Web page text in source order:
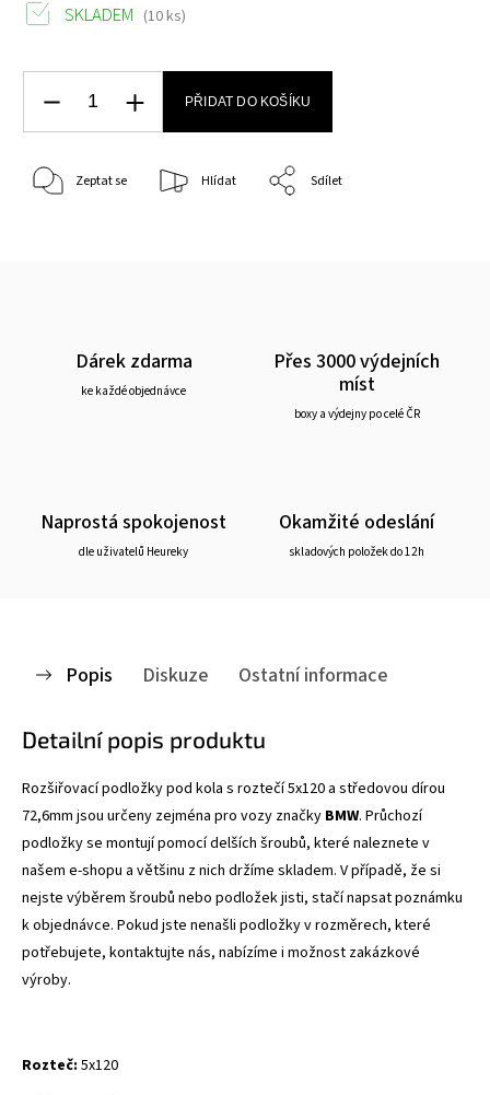
SKLADEM (10 ks)
PŘIDAT DO KOŠÍKU
Zeptat se Hlídat Sdílet
Dárek zdarma
ke každé objednávce
Přes 3000 výdejních
míst
boxy a výdejny po celé ČR
Naprostá spokojenost
dle uživatelů Heureky
Okamžité odeslání
skladových položek do 12h
Popis Diskuze Ostatní informace
Detailní popis produktu
Rozšiřovací podložky pod kola s roztečí 5x120 a středovou dírou
72,6mm jsou určeny zejména pro vozy značky BMW. Průchozí
podložky se montují pomocí delších šroubů, které naleznete v
našem e-shopu a většinu z nich držíme skladem. V případě, že si
nejste výběrem šroubů nebo podložek jisti, stačí napsat poznámku
k objednávce. Pokud jste nenašli podložky v rozměrech, které
potřebujete, kontaktujte nás, nabízíme i možnost zakázkové
výroby.
Rozteč: 5x120